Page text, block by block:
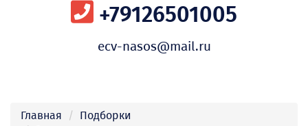
+79126501005
ecv-nasos@mail.ru
Главная
Подборки